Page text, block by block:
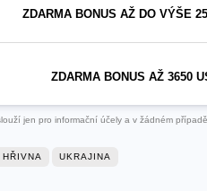
ZDARMA BONUS AŽ DO VÝŠE
ZDARMA BONUS AŽ 3650
jen pro informační účely a v žádném
UKRAJINA